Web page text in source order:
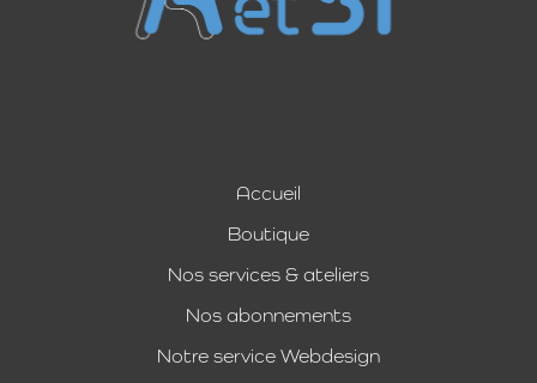
Accueil
Boutique
Nos services & ateliers
Nos abonnements
Notre service Webdesign